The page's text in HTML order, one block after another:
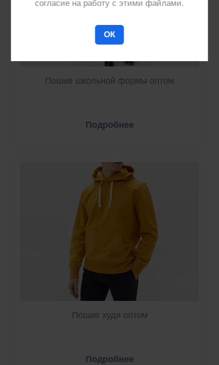
Пошив школьной формы оптом
Подробнее
Пошив худи оптом
Подробнее
согласие на работу с этими файлами.
ОК